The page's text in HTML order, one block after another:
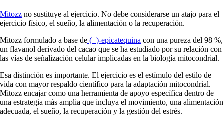
Mitozz no sustituye al ejercicio. No debe considerarse un atajo para el
ejercicio físico, el sueño, la alimentación o la recuperación.
Mitozz formulado a base de (−)-epicatequina con una pureza del 98 %,
un flavanol derivado del cacao que se ha estudiado por su relación con
las vías de señalización celular implicadas en la biología mitocondrial.
Esa distinción es importante. El ejercicio es el estímulo del estilo de
vida con mayor respaldo científico para la adaptación mitocondrial.
Mitozz encajar como una herramienta de apoyo específica dentro de
una estrategia más amplia que incluya el movimiento, una alimentación
adecuada, el sueño, la recuperación y la gestión del estrés.